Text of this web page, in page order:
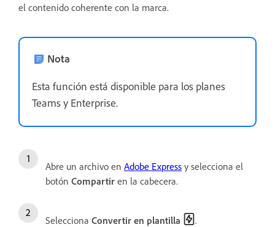
el contenido coherente con la marca.
Nota
Esta función está disponible para los planes
Teams y Enterprise.
Abre un archivo en Adobe Express y selecciona el
botón Compartir en la cabecera.
Selecciona Convertir en plantilla .